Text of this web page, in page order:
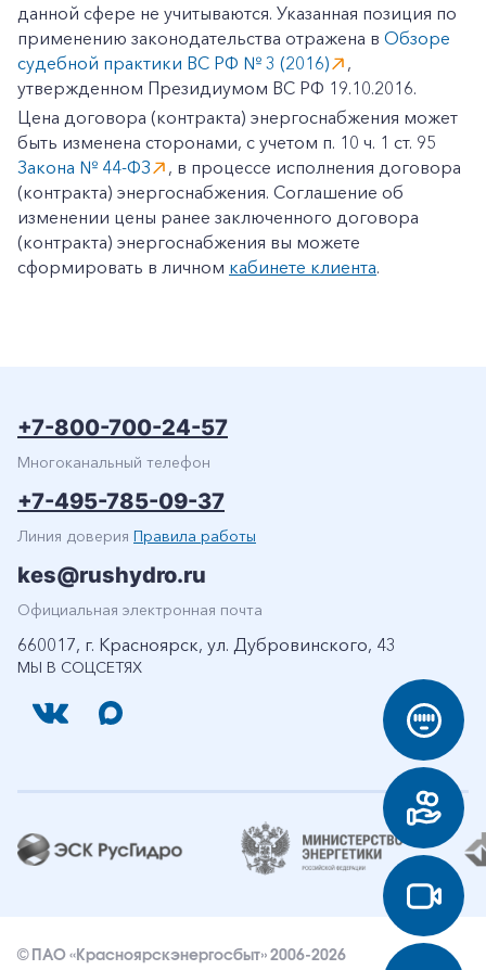
+7-800-700-24-57
Заказать обратный звонок
Частным клиентам
Корпоративным клиентам
данной сфере не учитываются. Указанная позиция по
применению законодательства отражена в Обзоре
судебной практики ВС РФ № 3 (2016)
,
утвержденном Президиумом ВС РФ 19.10.2016.
Цена договора (контракта) энергоснабжения может
быть изменена сторонами, с учетом п. 10 ч. 1 ст. 95
Закона № 44-ФЗ
, в процессе исполнения договора
(контракта) энергоснабжения. Соглашение об
изменении цены ранее заключенного договора
(контракта) энергоснабжения вы можете
сформировать в личном кабинете клиента.
МЫ В СОЦСЕТЯХ
+7-800-700-24-57
Многоканальный телефон
+7-495-785-09-37
Линия доверия Правила работы
kes@rushydro.ru
Официальная электронная почта
660017, г. Красноярск, ул. Дубровинского, 43
© ПАО «Красноярскэнергосбыт» 2006-2026